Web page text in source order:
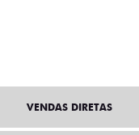
VENDAS DIRETAS